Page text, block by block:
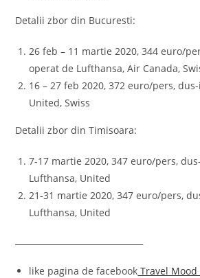
Detalii zbor din Bucuresti:
26 feb – 11 martie 2020, 344 euro/
operat de Lufthansa, Air Canada,
16 – 27 feb 2020, 372 euro/pers,
United, Swiss
Detalii zbor din Timisoara:
7-17 martie 2020, 347 euro/pers,
Lufthansa, United
21-31 martie 2020, 347 euro/pers,
Lufthansa, United
like pagina de facebook Travel Mood